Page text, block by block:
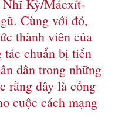
Nhĩ Kỳ/Mácxít-
Cùng với đó,
thành viên của
chuẩn bị tiến
dân trong những
rằng đây là cống
cuộc cách mạng